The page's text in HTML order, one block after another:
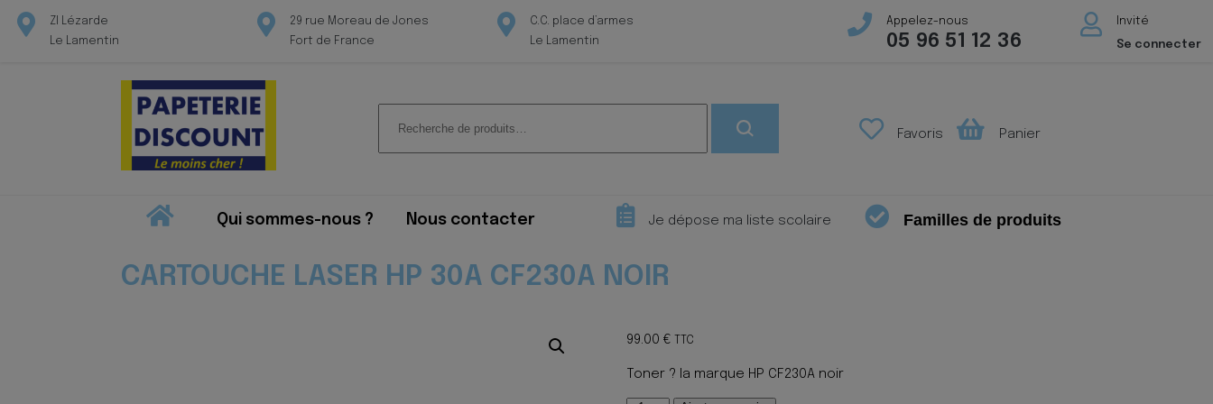
ZI Lézarde
Le Lamentin
29 rue Moreau de Jones
Fort de France
C.C. place d’armes
Le Lamentin
Appelez-nous
05 96 51 12 36
Invité
Se connecter
pour :
Favoris Panier
Qui sommes-nous ? Nous contacter Je dépose ma liste scolaire Familles de produits
CARTOUCHE LASER HP 30A CF230A NOIR
99.00 € TTC
Toner ? la marque HP CF230A noir